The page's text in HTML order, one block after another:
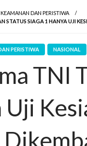
DAN PERISTIWA
STATUS SIAGA 1 HANYA UJI
PERISTIWA NASIONAL
TNI
Uji